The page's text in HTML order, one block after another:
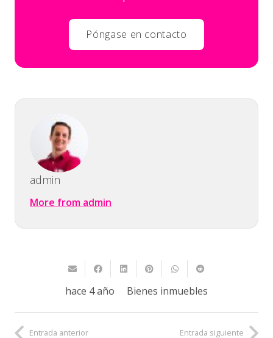
Póngase en contacto
admin
More from admin
hace 4 año Bienes inmuebles
Entrada anterior Entrada siguiente